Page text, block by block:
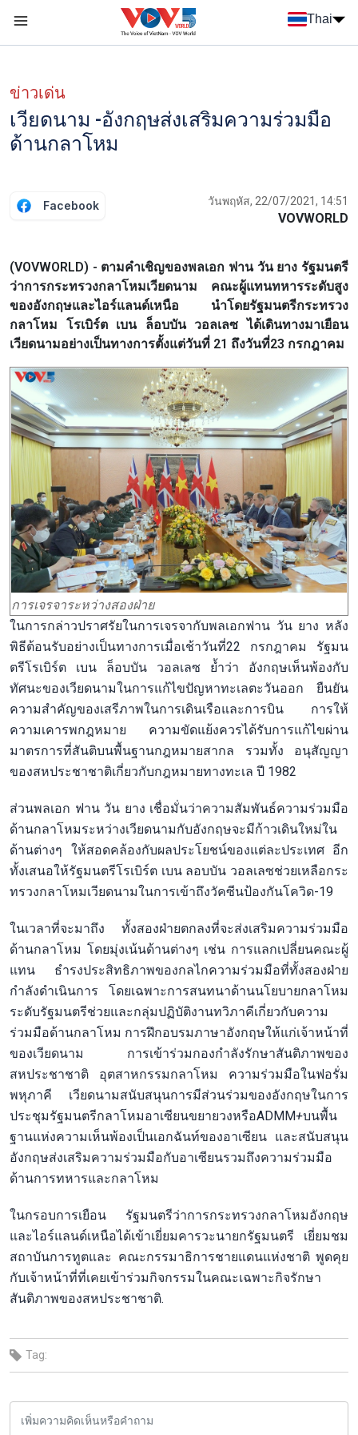
Thai
ข่าวเด่น
เวียดนาม -อังกฤษส่งเสริมความร่วมมือ
ด้านกลาโหม
Facebook วันพฤหัส, 22/07/2021, 14:51
VOVWORLD
(VOVWORLD) - ตามคำเชิญของพลเอก ฟาน วัน ยาง รัฐมนตรี
ว่าการกระทรวงกลาโหมเวียดนาม คณะผู้แทนทหารระดับสูง
ของอังกฤษและไอร์แลนด์เหนือ นำโดยรัฐมนตรีกระทรวง
กลาโหม โรเบิร์ต เบน ล็อบบัน วอลเลซ ได้เดินทางมาเยือน
เวียดนามอย่างเป็นทางการตั้งแต่วันที่ 21 ถึงวันที่23 กรกฎาคม
การเจรจาระหว่างสองฝ่าย
ในการกล่าวปราศรัยในการเจรจากับพลเอกฟาน วัน ยาง หลัง
พิธีต้อนรับอย่างเป็นทางการเมื่อเช้าวันที่22 กรกฎาคม รัฐมน
ตรีโรเบิร์ต เบน ล็อบบัน วอลเลซ ย้ำว่า อังกฤษเห็นพ้องกับ
ทัศนะของเวียดนามในการแก้ไขปัญหาทะเลตะวันออก ยืนยัน
ความสำคัญของเสรีภาพในการเดินเรือและการบิน การให้
ความเคารพกฎหมาย ความขัดแย้งควรได้รับการแก้ไขผ่าน
มาตรการที่สันติบนพื้นฐานกฎหมายสากล รวมทั้ง อนุสัญญา
ของสหประชาชาติเกี่ยวกับกฎหมายทางทะเล ปี 1982
ส่วนพลเอก ฟาน วัน ยาง เชื่อมั่นว่าความสัมพันธ์ความร่วมมือ
ด้านกลาโหมระหว่างเวียดนามกับอังกฤษจะมีก้าวเดินใหม่ใน
ด้านต่างๆ ให้สอดคล้องกับผลประโยชน์ของแต่ละประเทศ อีก
ทั้งเสนอให้รัฐมนตรีโรเบิร์ต เบน ลอบบัน วอลเลซช่วยเหลือกระ
ทรวงกลาโหมเวียดนามในการเข้าถึงวัคซีนป้องกันโควิด-19
ในเวลาที่จะมาถึง ทั้งสองฝ่ายตกลงที่จะส่งเสริมความร่วมมือ
ด้านกลาโหม โดยมุ่งเน้นด้านต่างๆ เช่น การแลกเปลี่ยนคณะผู้
แทน ธำรงประสิทธิภาพของกลไกความร่วมมือที่ทั้งสองฝ่าย
กำลังดำเนินการ โดยเฉพาะการสนทนาด้านนโยบายกลาโหม
ระดับรัฐมนตรีช่วยและกลุ่มปฏิบัติงานทวิภาคีเกี่ยวกับความ
ร่วมมือด้านกลาโหม การฝึกอบรมภาษาอังกฤษให้แก่เจ้าหน้าที่
ของเวียดนาม การเข้าร่วมกองกำลังรักษาสันติภาพของ
สหประชาชาติ อุตสาหกรรมกลาโหม ความร่วมมือในฟอรั่ม
พหุภาคี เวียดนามสนับสนุนการมีส่วนร่วมของอังกฤษในการ
ประชุมรัฐมนตรีกลาโหมอาเซียนขยายวงหรือADMM+บนพื้น
ฐานแห่งความเห็นพ้องเป็นเอกฉันท์ของอาเซียน และสนับสนุน
อังกฤษส่งเสริมความร่วมมือกับอาเซียนรวมถึงความร่วมมือ
ด้านการทหารและกลาโหม
ในกรอบการเยือน รัฐมนตรีว่าการกระทรวงกลาโหมอังกฤษ
และไอร์แลนด์เหนือได้เข้าเยี่ยมคารวะนายกรัฐมนตรี เยี่ยมชม
สถาบันการทูตและ คณะกรรมาธิการชายแดนแห่งชาติ พูดคุย
กับเจ้าหน้าที่ที่เคยเข้าร่วมกิจกรรมในคณะเฉพาะกิจรักษา
สันติภาพของสหประชาชาติ.
Tag: